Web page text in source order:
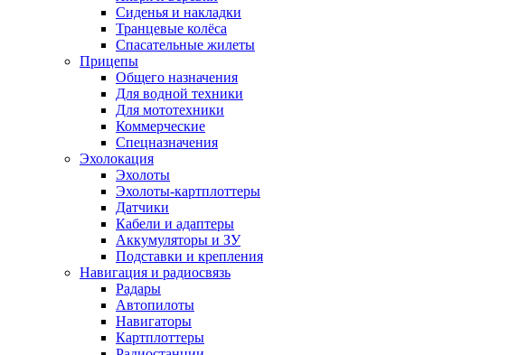
Сиденья и накладки
Транцевые колёса
Спасательные жилеты
Прицепы
Общего назначения
Для водной техники
Для мототехники
Коммерческие
Спецназначения
Эхолокация
Эхолоты
Эхолоты-картплоттеры
Датчики
Кабели и адаптеры
Аккумуляторы и ЗУ
Подставки и крепления
Навигация и радиосвязь
Радары
Автопилоты
Навигаторы
Картплоттеры